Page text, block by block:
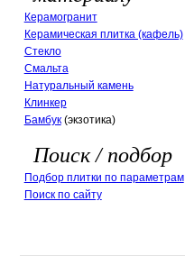
Керамогранит
Керамическая плитка (кафель)
Стекло
Смальта
Натуральный камень
Клинкер
Бамбук(экзотика)
Поиск / подбор
Подбор плитки по параметрам
Поиск по сайту